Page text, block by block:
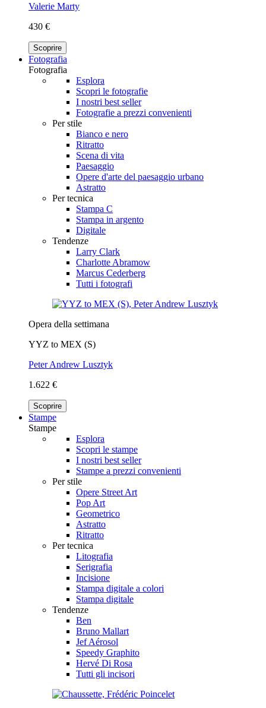
Valerie Marty
430 €
Scoprire
Fotografia
Fotografia
Esplora
Scopri le fotografie
I nostri best seller
Fotografie a prezzi convenienti
Per stile
Bianco e nero
Ritratto
Scena di vita
Paesaggio
Opere d'arte del paesaggio urbano
Astratto
Per tecnica
Stampa C
Stampa in argento
Digitale
Tendenze
Larry Clark
Charlotte Abramow
Marcus Cederberg
Tutti i fotografi
Opera della settimana
YYZ to MEX (S)
Peter Andrew Lusztyk
1.622 €
Scoprire
Stampe
Stampe
Esplora
Scopri le stampe
I nostri best seller
Stampe a prezzi convenienti
Per stile
Opere Street Art
Pop Art
Geometrico
Astratto
Ritratto
Per tecnica
Litografia
Serigrafia
Incisione
Stampa digitale a colori
Stampa digitale
Tendenze
Ben
Bruno Mallart
Jef Aérosol
Speedy Graphito
Hervé Di Rosa
Tutti gli incisori